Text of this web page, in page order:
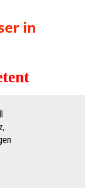
in